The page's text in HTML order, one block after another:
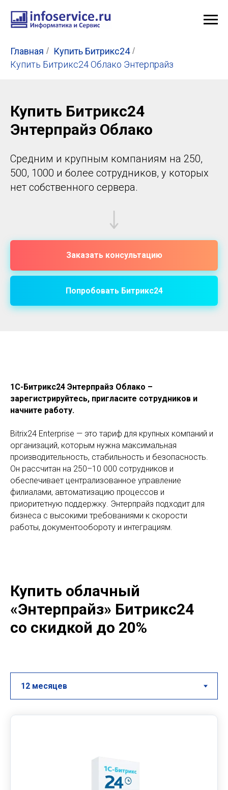
Главная / Купить Битрикс24 /
Купить Битрикс24 Облако Энтерпрайз
Купить Битрикс24
Энтерпрайз Облако
Средним и крупным компаниям на 250,
500, 1000 и более сотрудников, у которых
нет собственного сервера.
Заказать консультацию
Попробовать Битрикс24
1С-Битрикс24 Энтерпрайз Облако –
зарегистрируйтесь, пригласите сотрудников и
начните работу.
Bitrix24 Enterprise — это тариф для крупных компаний и
организаций, которым нужна максимальная
производительность, стабильность и безопасность.
Он рассчитан на 250–10 000 сотрудников и
обеспечивает централизованное управление
филиалами, автоматизацию процессов и
приоритетную поддержку. Энтерпрайз подходит для
бизнеса с высокими требованиями к скорости
работы, документообороту и интеграциям.
Купить облачный
«Энтерпрайз» Битрикс24
со скидкой до 20%